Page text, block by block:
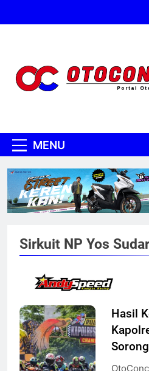
MENU
Sirkuit NP Yos
Hasil